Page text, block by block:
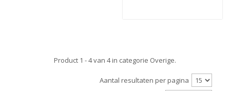
Product 1 - 4 van 4 in categorie Overige.
Aantal resultaten per pagina